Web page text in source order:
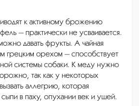
к активному брожению
— практически не усваивается.
давать фрукты. А чайная
грецким орехом — способствует
системы собаки. К меду нужно
так как у некоторых
аллегрию, которая
сыпи в паху, опухании век и ушей.